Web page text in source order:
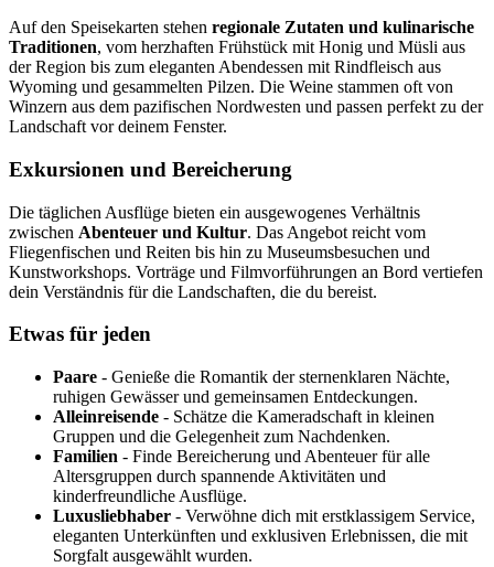
Auf den Speisekarten stehen regionale Zutaten und kulinarische
Traditionen, vom herzhaften Frühstück mit Honig und Müsli aus
der Region bis zum eleganten Abendessen mit Rindfleisch aus
Wyoming und gesammelten Pilzen. Die Weine stammen oft von
Winzern aus dem pazifischen Nordwesten und passen perfekt zu der
Landschaft vor deinem Fenster.
Exkursionen und Bereicherung
Die täglichen Ausflüge bieten ein ausgewogenes Verhältnis
zwischen Abenteuer und Kultur. Das Angebot reicht vom
Fliegenfischen und Reiten bis hin zu Museumsbesuchen und
Kunstworkshops. Vorträge und Filmvorführungen an Bord vertiefen
dein Verständnis für die Landschaften, die du bereist.
Etwas für jeden
Paare - Genieße die Romantik der sternenklaren Nächte,
ruhigen Gewässer und gemeinsamen Entdeckungen.
Alleinreisende - Schätze die Kameradschaft in kleinen
Gruppen und die Gelegenheit zum Nachdenken.
Familien - Finde Bereicherung und Abenteuer für alle
Altersgruppen durch spannende Aktivitäten und
kinderfreundliche Ausflüge.
Luxusliebhaber - Verwöhne dich mit erstklassigem Service,
eleganten Unterkünften und exklusiven Erlebnissen, die mit
Sorgfalt ausgewählt wurden.